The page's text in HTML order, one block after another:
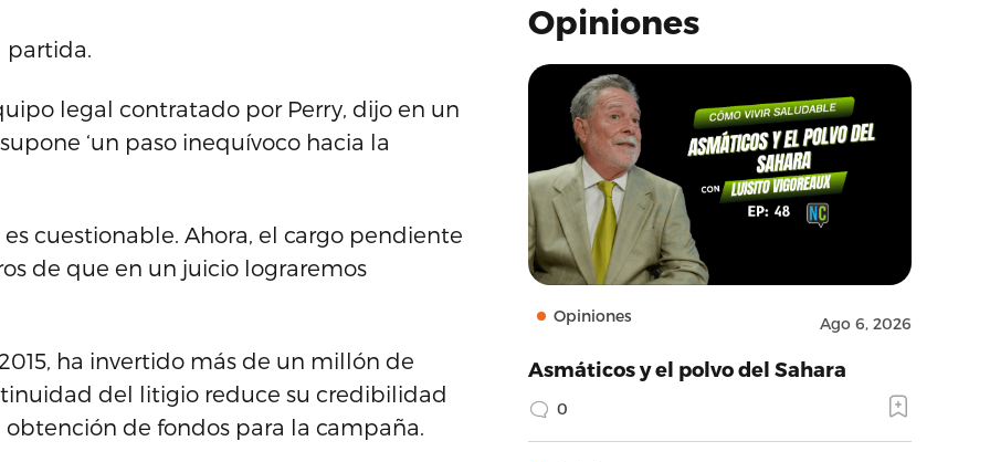
partida.
legal contratado por Perry, dijo en un
‘un paso inequívoco hacia la
cuestionable. Ahora, el cargo pendiente
de que en un juicio lograremos
ha invertido más de un millón de
del litigio reduce su credibilidad
de fondos para la campaña.
Opiniones
Opiniones Ago 6, 2026
Asmáticos y el polvo del Sahara
0